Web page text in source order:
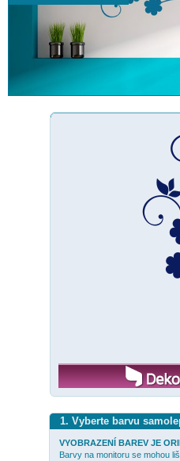
1. Vyberte barvu
VYOBRAZENÍ BAREV JE
Barvy na monitoru se mohou